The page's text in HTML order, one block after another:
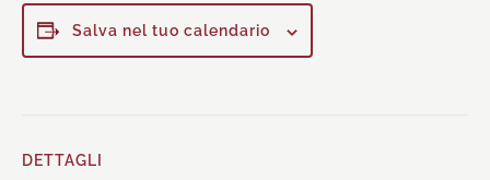
Salva nel tuo calendario
DETTAGLI